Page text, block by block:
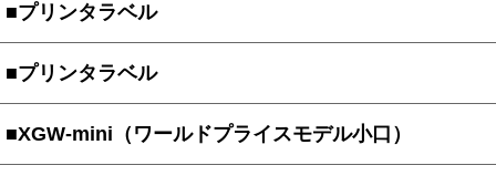
■プリンタラベル
■プリンタラベル
■XGW-mini（ワールドプライスモデル小口）